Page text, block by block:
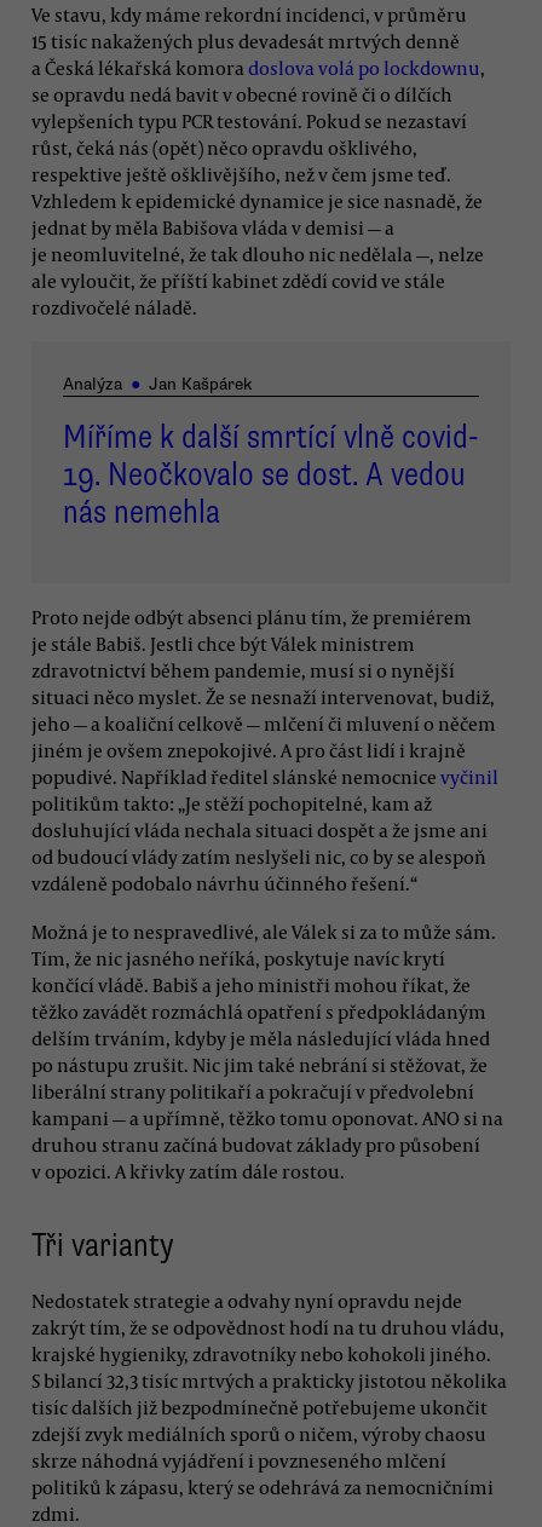
Ve stavu, kdy máme rekordní incidenci, v průměru
15 tisíc nakažených plus devadesát mrtvých denně
a Česká lékařská komora doslova volá po lockdownu,
se opravdu nedá bavit v obecné rovině či o dílčích
vylepšeních typu PCR testování. Pokud se nezastaví
růst, čeká nás (opět) něco opravdu ošklivého,
respektive ještě ošklivějšího, než v čem jsme teď.
Vzhledem k epidemické dynamice je sice nasnadě, že
jednat by měla Babišova vláda v demisi — a
je neomluvitelné, že tak dlouho nic nedělala —, nelze
ale vyloučit, že příští kabinet zdědí covid ve stále
rozdivočelé náladě.
Analýza ● Jan Kašpárek
Míříme k další smrtící vlně covid-
19. Neočkovalo se dost. A vedou
nás nemehla
Proto nejde odbýt absenci plánu tím, že premiérem
je stále Babiš. Jestli chce být Válek ministrem
zdravotnictví během pandemie, musí si o nynější
situaci něco myslet. Že se nesnaží intervenovat, budiž,
jeho — a koaliční celkově — mlčení či mluvení o něčem
jiném je ovšem znepokojivé. A pro část lidí i krajně
popudivé. Například ředitel slánské nemocnice vyčinil
politikům takto: „Je stěží pochopitelné, kam až
dosluhující vláda nechala situaci dospět a že jsme ani
od budoucí vlády zatím neslyšeli nic, co by se alespoň
vzdáleně podobalo návrhu účinného řešení.“
Možná je to nespravedlivé, ale Válek si za to může sám.
Tím, že nic jasného neříká, poskytuje navíc krytí
končící vládě. Babiš a jeho ministři mohou říkat, že
těžko zavádět rozmáchlá opatření s předpokládaným
delším trváním, kdyby je měla následující vláda hned
po nástupu zrušit. Nic jim také nebrání si stěžovat, že
liberální strany politikaří a pokračují v předvolební
kampani — a upřímně, těžko tomu oponovat. ANO si na
druhou stranu začíná budovat základy pro působení
v opozici. A křivky zatím dále rostou.
Tři varianty
Nedostatek strategie a odvahy nyní opravdu nejde
zakrýt tím, že se odpovědnost hodí na tu druhou vládu,
krajské hygieniky, zdravotníky nebo kohokoli jiného.
S bilancí 32,3 tisíc mrtvých a prakticky jistotou několika
tisíc dalších již bezpodmínečně potřebujeme ukončit
zdejší zvyk mediálních sporů o ničem, výroby chaosu
skrze náhodná vyjádření i povzneseného mlčení
politiků k zápasu, který se odehrává za nemocničními
zdmi.